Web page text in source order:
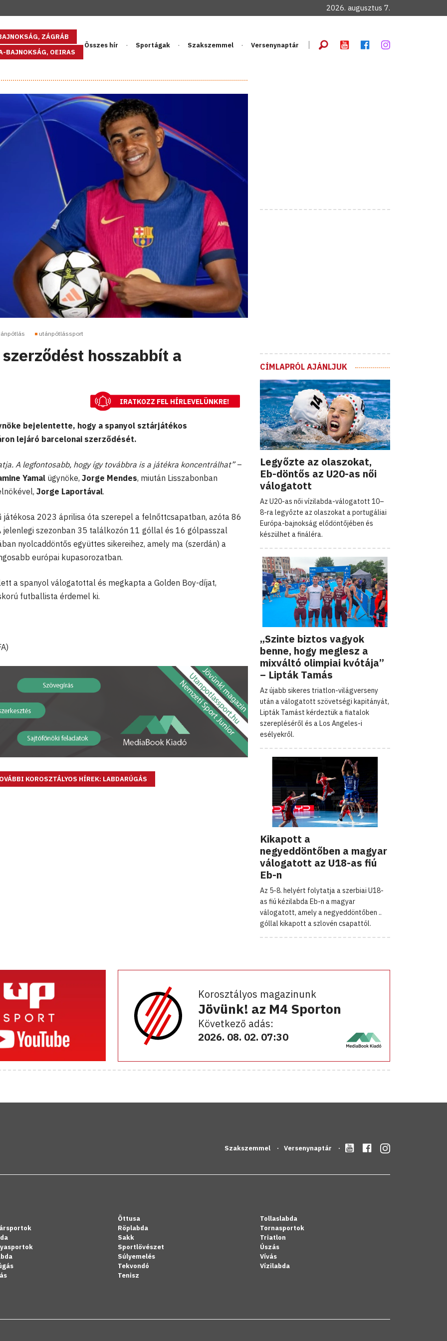
2026. augusztus 7.
ZÁGRÁB
BAJNOKSÁG, OEIRAS
Összes hír Sportágak Szakszemmel Versenynaptár
utánpótlássport
hosszabbít a
IRATKOZZ FEL HÍRLEVELÜNKRE!
bejelentette, hogy a spanyol sztárjátékos
lejáró barcelonai szerződését.
A legfontosabb, hogy így továbbra is a játékra koncentrálhat” –
Yamal ügynöke, Jorge Mendes, miután Lisszabonban
Jorge Laportával.
2023 áprilisa óta szerepel a felnőttcsapatban, azóta 86
szezonban 35 találkozón 11 góllal és 16 gólpasszal
nyolcaddöntős együttes sikereihez, amely ma (szerdán) a
európai kupasorozatban.
a spanyol válogatottal és megkapta a Golden Boy-díjat,
futballista érdemel ki.
KOROSZTÁLYOS HÍREK: LABDARÚGÁS
CÍMLAPRÓL AJÁNLJUK
Legyőzte az olaszokat,
Eb-döntős az U20-as női
válogatott
Az U20-as női vízilabda-válogatott 10–
8-ra legyőzte az olaszokat a portugáliai
Európa-bajnokság elődöntőjében és
készülhet a fináléra.
„Szinte biztos vagyok
benne, hogy meglesz a
mixváltó olimpiai kvótája”
– Lipták Tamás
Az újabb sikeres triatlon-világverseny
után a válogatott szövetségi kapitányát,
Lipták Tamást kérdeztük a fiatalok
szerepléséről és a Los Angeles-i
esélyekről.
Kikapott a
negyeddöntőben a magyar
válogatott az U18-as fiú
Eb-n
Az 5-8. helyért folytatja a szerbiai U18-
as fiú kézilabda Eb-n a magyar
válogatott, amely a negyeddöntőben ..
góllal kikapott a szlovén csapattól.
Korosztályos magazinunk
Jövünk! az M4 Sporton
Következő adás:
2026. 08. 02. 07:30
Szakszemmel Versenynaptár
Öttusa
Röplabda
Sakk
Sportlövészet
Súlyemelés
Tekvondó
Tenisz
Tollaslabda
Tornasportok
Triatlon
Úszás
Vívás
Vízilabda